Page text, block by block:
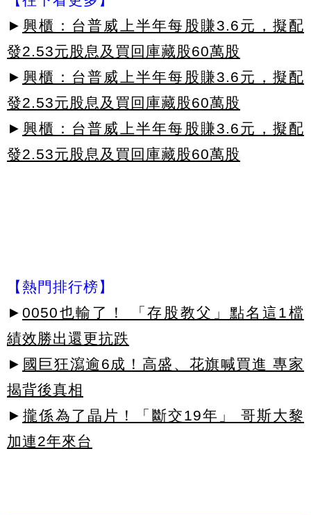
► 興櫃：台普威上半年每股賺3.6元，擬配
發2.53元股息及買回庫藏股60萬股
► 興櫃：台普威上半年每股賺3.6元，擬配
發2.53元股息及買回庫藏股60萬股
► 興櫃：台普威上半年每股賺3.6元，擬配
發2.53元股息及買回庫藏股60萬股
【熱門排行榜】
► 0050也輸了！ 「存股教父」點名這1檔
績效勝出還更抗跌
► 國巨狂瀉逾6成！高盛、花旗喊買進 專家
揭背後真相
► 攏係為了晶片！「斷交19年」 哥斯大黎
加連2年來台